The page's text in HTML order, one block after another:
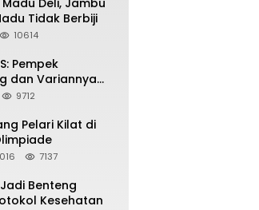
Deli, Jambu
Tidak Berbiji
10614
Pempek
dan Variannya
9712
Pelari Kilat di
7137
Benteng
Kesehatan